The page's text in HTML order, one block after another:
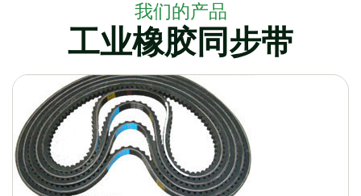
我们的产品
工业橡胶同步带